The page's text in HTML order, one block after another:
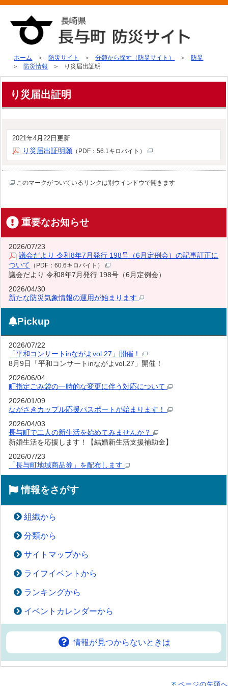
ホーム 防災サイト 分類から探す（防災サイト）
防災
防災情報
り災届出証明
り災届出証明
2021年4月22日更新
り災届出証明願 （PDF：56.1キロバイト）
このマークがついているリンクは別ウインドウで開きます
重要なお知らせ
2026/07/23
議会だより 令和8年7月発行 198号（6月定例会）の記事訂正に
ついて （PDF：60.6キロバイト）
議会だより 令和8年7月発行 198号（6月定例会）
2026/04/30
新たな防災気象情報の運用が始まります
Pickup
2026/07/22
「平和コンサートinながよvol.27」開催！
8月9日「平和コンサートinながよvol.27」開催！
2026/06/04
町指定ごみ袋の一時的な変更に伴う対応について
2026/01/09
ながさきカップル応援パスポートが始まります！
2026/04/03
長与町で二人の新生活を始めてみませんか？
新婚生活を応援します！【結婚新生活支援補助金】
2026/07/23
「長与町地域商品券」を配布します
情報をさがす
組織から
分類から
サイトマップから
ライフイベントから
ランキングから
イベントカレンダーから
情報が見つからないときは
ページの先頭へ